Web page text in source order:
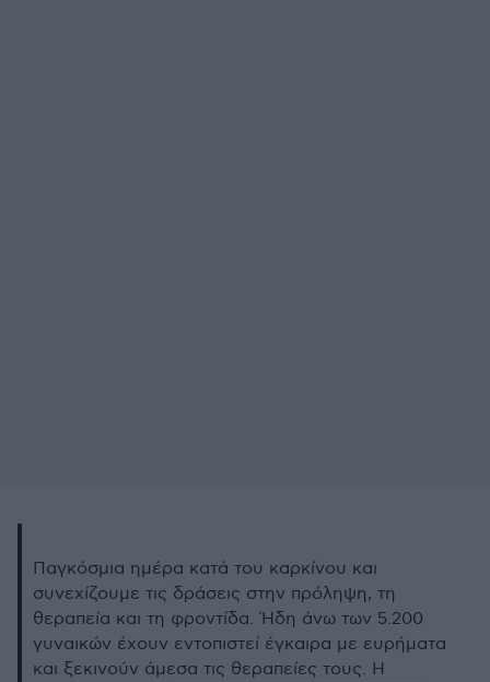
Παγκόσμια ημέρα κατά του καρκίνου και
συνεχίζουμε τις δράσεις στην πρόληψη, τη
θεραπεία και τη φροντίδα. Ήδη άνω των 5.200
γυναικών έχουν εντοπιστεί έγκαιρα με ευρήματα
και ξεκινούν άμεσα τις θεραπείες τους. Η